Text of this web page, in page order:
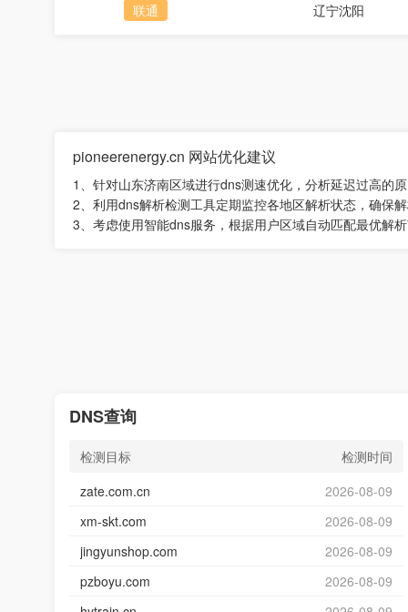
联通 辽宁沈阳
pioneerenergy.cn 网站优化建议
1、针对山东济南区域进行dns测速优化，分析延迟过高的
2、利用dns解析检测工具定期监控各地区解析状态，确保
3、考虑使用智能dns服务，根据用户区域自动匹配最优解
DNS查询
检测目标
检测时间
zate.com.cn
2026-08-09
xm-skt.com
2026-08-09
jingyunshop.com
2026-08-09
pzboyu.com
2026-08-09